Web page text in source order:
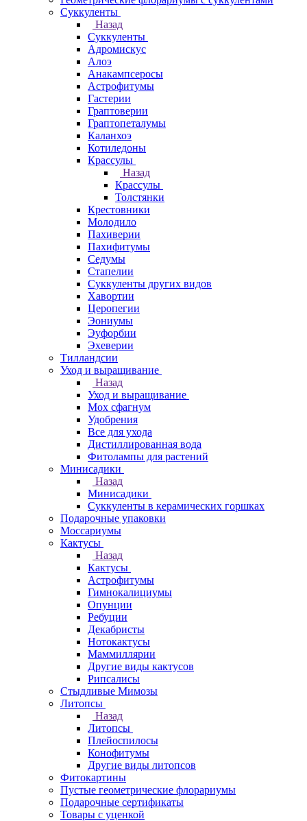
Суккуленты
Назад
Суккуленты
Адромискус
Алоэ
Анакампсеросы
Астрофитумы
Гастерии
Граптоверии
Граптопеталумы
Каланхоэ
Котиледоны
Крассулы
Назад
Крассулы
Толстянки
Крестовники
Молодило
Пахиверии
Пахифитумы
Седумы
Стапелии
Суккуленты других видов
Хавортии
Церопегии
Эониумы
Эуфорбии
Эхеверии
Тилландсии
Уход и выращивание
Назад
Уход и выращивание
Мох сфагнум
Удобрения
Все для ухода
Дистиллированная вода
Фитолампы для растений
Минисадики
Назад
Минисадики
Суккуленты в керамических горшках
Подарочные упаковки
Моссариумы
Кактусы
Назад
Кактусы
Астрофитумы
Гимнокалициумы
Опунции
Ребуции
Декабристы
Нотокактусы
Маммиллярии
Другие виды кактусов
Рипсалисы
Стыдливые Мимозы
Литопсы
Назад
Литопсы
Плейоспилосы
Конофитумы
Другие виды литопсов
Фитокартины
Пустые геометрические флорариумы
Подарочные сертификаты
Товары с уценкой